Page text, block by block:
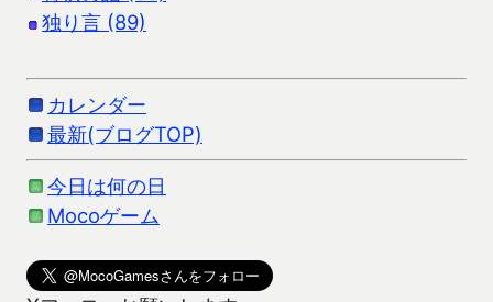
独り言 (89)
カレンダー
最新(ブログTOP)
今日は何の日
Mocoゲーム